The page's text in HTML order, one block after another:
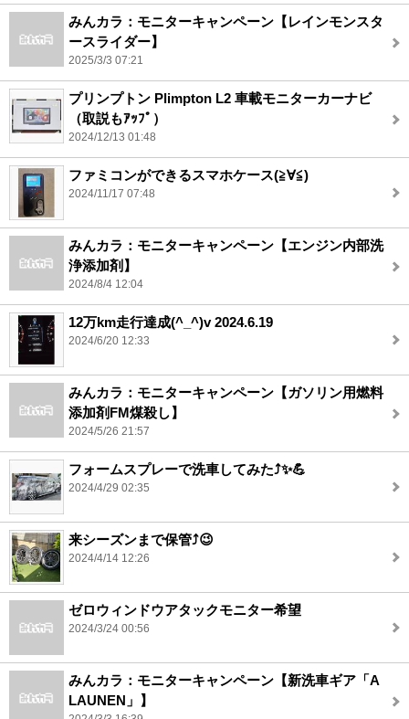
みんカラ：モニターキャンペーン【レインモンスタ
ースライダー】
2025/3/3 07:21
プリンプトン Plimpton L2 車載モニターカーナビ
（取説もｱｯﾌﾟ）
2024/12/13 01:48
ファミコンができるスマホケース(≧∀≦)
2024/11/17 07:48
みんカラ：モニターキャンペーン【エンジン内部洗
浄添加剤】
2024/8/4 12:04
12万km走行達成(^_^)v 2024.6.19
2024/6/20 12:33
みんカラ：モニターキャンペーン【ガソリン用燃料
添加剤FM煤殺し】
2024/5/26 21:57
フォームスプレーで洗車してみた⤴️✨💪
2024/4/29 02:35
来シーズンまで保管⤴️😉
2024/4/14 12:26
ゼロウィンドウアタックモニター希望
2024/3/24 00:56
みんカラ：モニターキャンペーン【新洗車ギア「A
LAUNEN」】